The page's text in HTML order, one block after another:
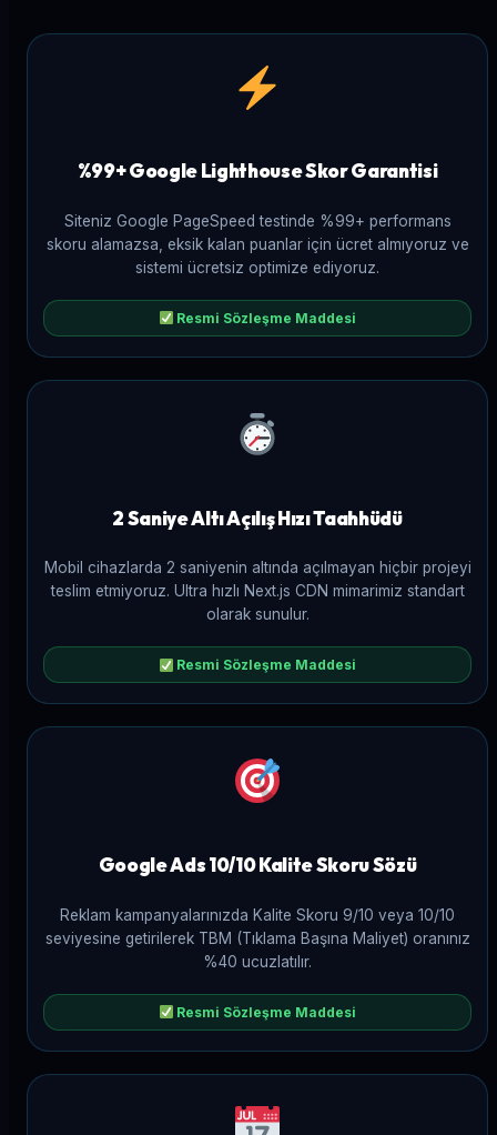
%99+ Google Lighthouse Skor Garantisi
Siteniz Google PageSpeed testinde %99+ performans
skoru alamazsa, eksik kalan puanlar için ücret almıyoruz ve
sistemi ücretsiz optimize ediyoruz.
Resmi Sözleşme Maddesi
2 Saniye Altı Açılış Hızı Taahhüdü
Mobil cihazlarda 2 saniyenin altında açılmayan hiçbir projeyi
teslim etmiyoruz. Ultra hızlı Next.js CDN mimarimiz standart
olarak sunulur.
Resmi Sözleşme Maddesi
Google Ads 10/10 Kalite Skoru Sözü
Reklam kampanyalarınızda Kalite Skoru 9/10 veya 10/10
seviyesine getirilerek TBM (Tıklama Başına Maliyet) oranınız
%40 ucuzlatılır.
Resmi Sözleşme Maddesi